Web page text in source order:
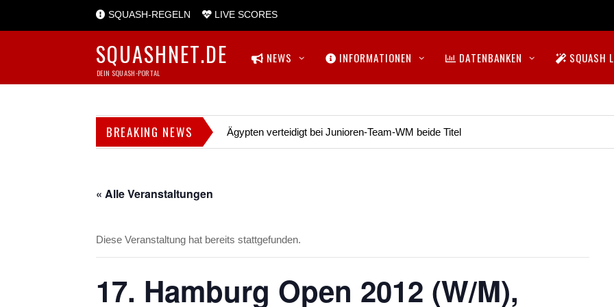
SQUASH-REGELN LIVE SCORES
SQUASHNET.DE
DEIN SQUASH-PORTAL
NEWS INFORMATIONEN DATENBANKEN SQUASH
BREAKING NEWS Ägypten verteidigt bei Junioren-Team-WM beide Titel
« Alle Veranstaltungen
Diese Veranstaltung hat bereits stattgefunden.
17. Hamburg Open 2012 (W/M),